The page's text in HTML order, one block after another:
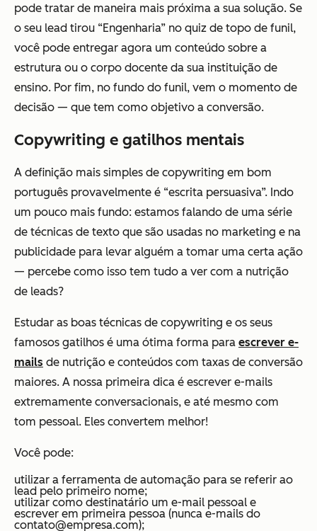
pode tratar de maneira mais próxima a sua solução. Se
o seu lead tirou “Engenharia” no quiz de topo de funil,
você pode entregar agora um conteúdo sobre a
estrutura ou o corpo docente da sua instituição de
ensino. Por fim, no fundo do funil, vem o momento de
decisão — que tem como objetivo a conversão.
Copywriting e gatilhos mentais
A definição mais simples de copywriting em bom
português provavelmente é “escrita persuasiva”. Indo
um pouco mais fundo: estamos falando de uma série
de técnicas de texto que são usadas no marketing e na
publicidade para levar alguém a tomar uma certa ação
— percebe como isso tem tudo a ver com a nutrição
de leads?
Estudar as boas técnicas de copywriting e os seus
famosos gatilhos é uma ótima forma para escrever e-
mails de nutrição e conteúdos com taxas de conversão
maiores. A nossa primeira dica é escrever e-mails
extremamente conversacionais, e até mesmo com
tom pessoal. Eles convertem melhor!
Você pode:
utilizar a ferramenta de automação para se referir ao
lead pelo primeiro nome;
utilizar como destinatário um e-mail pessoal e
escrever em primeira pessoa (nunca e-mails do
contato@empresa.com);